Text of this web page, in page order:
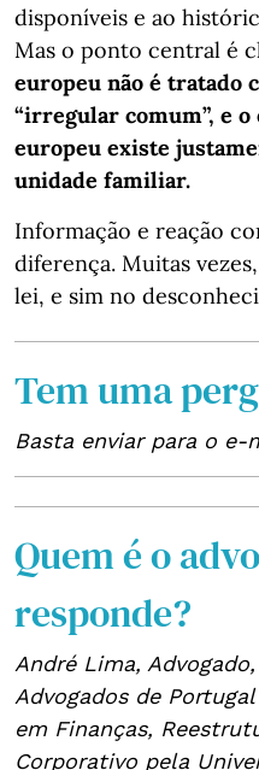
disponíveis e ao
Mas o ponto central é
europeu não é tratado
“irregular comum”, e
europeu existe
unidade familiar.
Informação e reação
diferença. Muitas
lei, e sim no
Tem uma
Basta enviar para o e-
Quem é o
responde?
André Lima,
Advogados de
em Finanças,
Corporativo pela